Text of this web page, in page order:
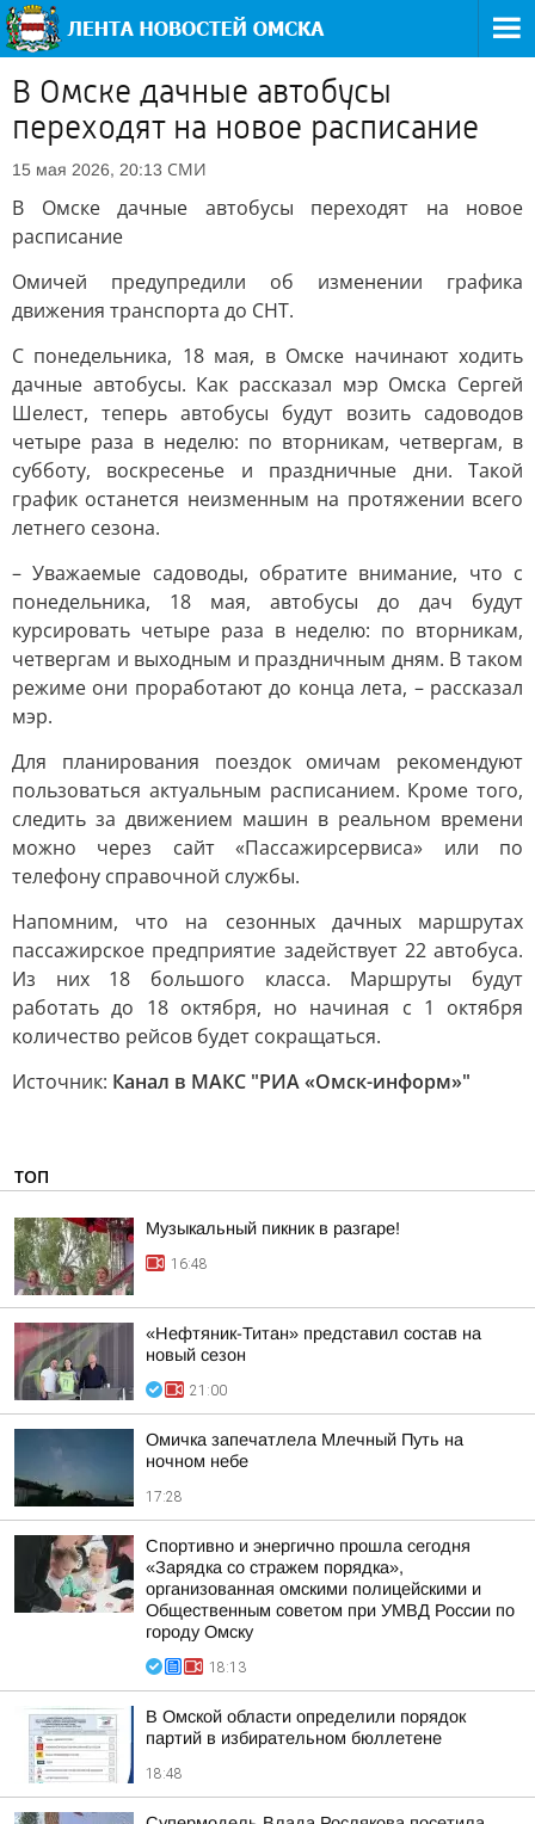
В Омске дачные автобусы
переходят на новое расписание
15 мая 2026, 20:13 СМИ
В Омске дачные автобусы переходят на новое
расписание
Омичей предупредили об изменении графика
движения транспорта до СНТ.
С понедельника, 18 мая, в Омске начинают ходить
дачные автобусы. Как рассказал мэр Омска Сергей
Шелест, теперь автобусы будут возить садоводов
четыре раза в неделю: по вторникам, четвергам, в
субботу, воскресенье и праздничные дни. Такой
график останется неизменным на протяжении всего
летнего сезона.
– Уважаемые садоводы, обратите внимание, что с
понедельника, 18 мая, автобусы до дач будут
курсировать четыре раза в неделю: по вторникам,
четвергам и выходным и праздничным дням. В таком
режиме они проработают до конца лета, – рассказал
мэр.
Для планирования поездок омичам рекомендуют
пользоваться актуальным расписанием. Кроме того,
следить за движением машин в реальном времени
можно через сайт «Пассажирсервиса» или по
телефону справочной службы.
Напомним, что на сезонных дачных маршрутах
пассажирское предприятие задействует 22 автобуса.
Из них 18 большого класса. Маршруты будут
работать до 18 октября, но начиная с 1 октября
количество рейсов будет сокращаться.
Источник: Канал в МАКС "РИА «Омск-информ»"
ТОП
Музыкальный пикник в разгаре!
16:48
«Нефтяник-Титан» представил состав на
новый сезон
21:00
Омичка запечатлела Млечный Путь на
ночном небе
17:28
Спортивно и энергично прошла сегодня
«Зарядка со стражем порядка»,
организованная омскими полицейскими и
Общественным советом при УМВД России по
городу Омску
18:13
В Омской области определили порядок
партий в избирательном бюллетене
18:48